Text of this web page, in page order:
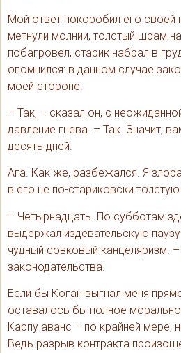
Мой ответ покоробил его своей
метнули молнии, толстый шрам
побагровел, старик набрал в
опомнился: в данном случае
моей стороне.
– Так, – сказал он, с
давление гнева. – Так. Значит,
десять дней.
Ага. Как же, разбежался. Я
в его не по-стариковски
– Четырнадцать. По субботам
выдержал издевательскую
чудный совковый канцеляризм.
законодательства.
Если бы Коган выгнал меня
оставалось бы полное
Карпу аванс – по крайней мере,
Ведь разрыв контракта